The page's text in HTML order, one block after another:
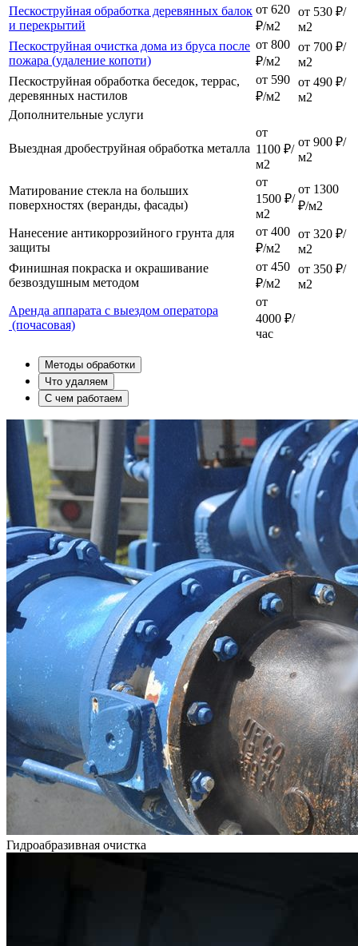
Пескоструйная обработка деревянных балок
и перекрытий
от 620
₽/м2
от 530 ₽/
м2
Пескоструйная очистка дома из бруса после
пожара (удаление копоти)
от 800
₽/м2
от 700 ₽/
м2
Пескоструйная обработка беседок, террас,
деревянных настилов
от 590
₽/м2
от 490 ₽/
м2
Дополнительные услуги
Выездная дробеструйная обработка металла
от
1100 ₽/
м2
от 900 ₽/
м2
Матирование стекла на больших
поверхностях (веранды, фасады)
от
1500 ₽/
м2
от 1300
₽/м2
Нанесение антикоррозийного грунта для
защиты
от 400
₽/м2
от 320 ₽/
м2
Финишная покраска и окрашивание
безвоздушным методом
от 450
₽/м2
от 350 ₽/
м2
Аренда аппарата с выездом оператора
(почасовая)
от
4000 ₽/
час
Методы обработки
Что удаляем
С чем работаем
Гидроабразивная очистка